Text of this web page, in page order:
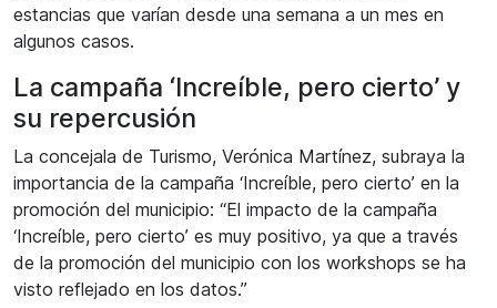
estancias que varían desde una semana a un mes en
algunos casos.
La campaña ‘Increíble, pero cierto’ y
su repercusión
La concejala de Turismo, Verónica Martínez, subraya la
importancia de la campaña ‘Increíble, pero cierto’ en la
promoción del municipio: “El impacto de la campaña
‘Increíble, pero cierto’ es muy positivo, ya que a través
de la promoción del municipio con los workshops se ha
visto reflejado en los datos.”